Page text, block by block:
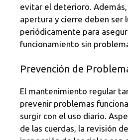
evitar el deterioro.
apertura y cierre deben ser
periódicamente para
funcionamiento sin
Prevención de
El mantenimiento regular
prevenir problemas
surgir con el uso diario.
de las cuerdas, la revisión